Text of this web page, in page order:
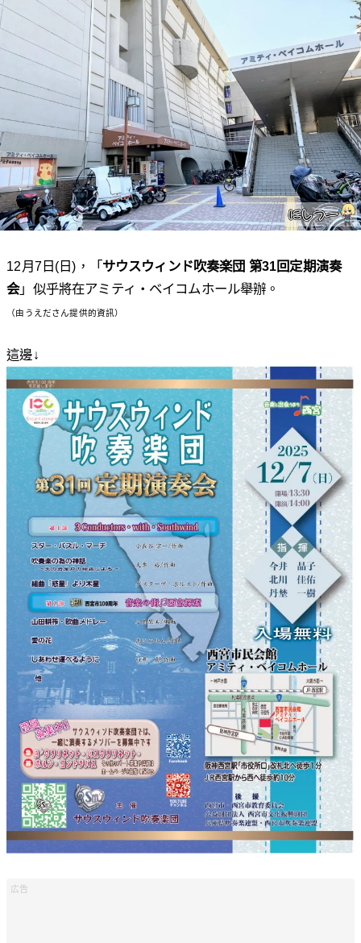
12月7日(日)，「サウスウィンド吹奏楽団 第31回定期演奏
会」似乎將在アミティ・ベイコムホール舉辦。
（由うえださん提供的資訊）
這邊↓